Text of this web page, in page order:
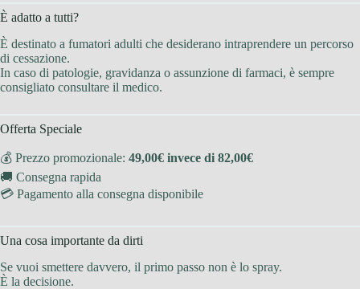
È adatto a tutti?
È destinato a fumatori adulti che desiderano intraprendere un percorso
di cessazione.
In caso di patologie, gravidanza o assunzione di farmaci, è sempre
consigliato consultare il medico.
Offerta Speciale
💰 Prezzo promozionale: 49,00€ invece di 82,00€
🚚 Consegna rapida
💳 Pagamento alla consegna disponibile
Una cosa importante da dirti
Se vuoi smettere davvero, il primo passo non è lo spray.
È la decisione.